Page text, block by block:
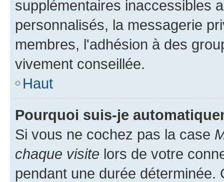
supplémentaires inaccessibles
personnalisés, la messagerie
membres, l'adhésion à des
vivement conseillée.
Haut
Pourquoi suis-je
Si vous ne cochez pas la case
chaque visite lors de votre
pendant une durée